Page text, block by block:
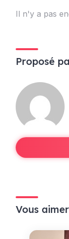
Il n'y a pas
Proposé
Vous